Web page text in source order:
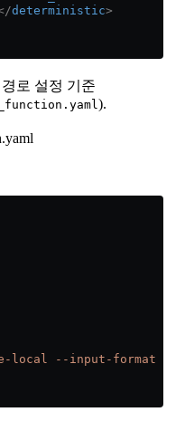
deterministic>
로 설정 기준
).
local --input-format